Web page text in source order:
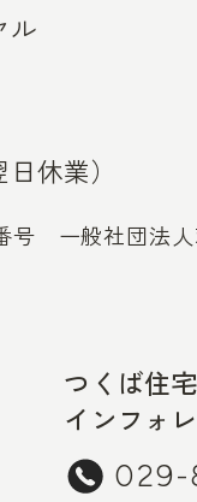
ル
休業）
号 一般社団法人
つくば住
インフォ